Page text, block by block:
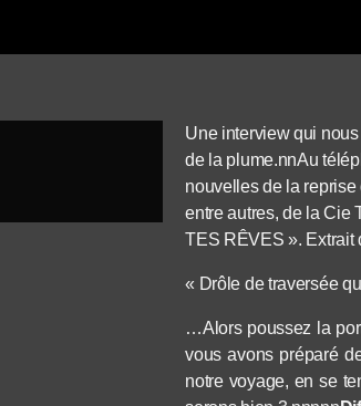
Une interview qui
de la plume.nnAu
nouvelles de la
entre autres, de la Cie
TES RÊVES». Extrait
« Drôle de traversée
…Alors poussez la
vous avons préparé
notre voyage, en se